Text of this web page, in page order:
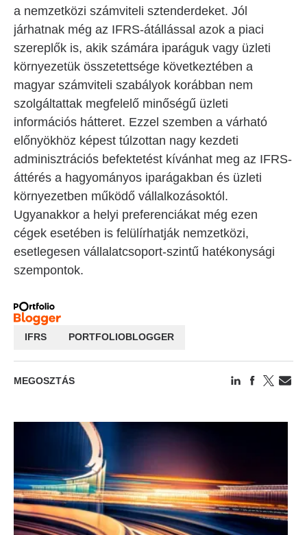
a nemzetközi számviteli sztenderdeket. Jól
járhatnak még az IFRS-átállással azok a piaci
szereplők is, akik számára iparáguk vagy üzleti
környezetük összetettsége következtében a
magyar számviteli szabályok korábban nem
szolgáltattak megfelelő minőségű üzleti
információs hátteret. Ezzel szemben a várható
előnyökhöz képest túlzottan nagy kezdeti
adminisztrációs befektetést kívánhat meg az IFRS-
áttérés a hagyományos iparágakban és üzleti
környezetben működő vállalkozásoktól.
Ugyanakkor a helyi preferenciákat még ezen
cégek esetében is felülírhatják nemzetközi,
esetlegesen vállalatcsoport-szintű hatékonysági
szempontok.
IFRS PORTFOLIOBLOGGER
MEGOSZTÁS